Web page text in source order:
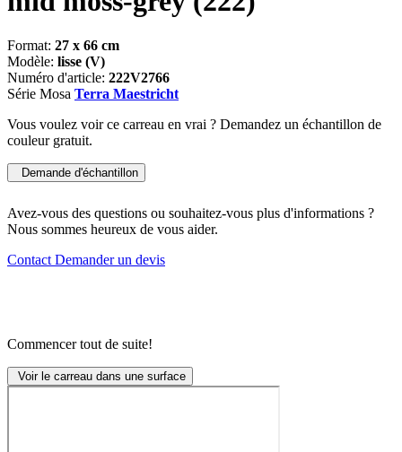
Format: 27 x 66 cm
Modèle: lisse (V)
Numéro d'article: 222V2766
Série Mosa Terra Maestricht
Vous voulez voir ce carreau en vrai ? Demandez un échantillon de
couleur gratuit.
Demande d'échantillon
Avez-vous des questions ou souhaitez-vous plus d'informations ?
Nous sommes heureux de vous aider.
Contact Demander un devis
Commencer tout de suite!
Voir le carreau dans une surface